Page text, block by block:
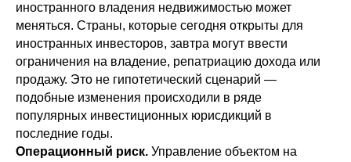
иностранного владения недвижимостью может
меняться. Страны, которые сегодня открыты для
иностранных инвесторов, завтра могут ввести
ограничения на владение, репатриацию дохода или
продажу. Это не гипотетический сценарий —
подобные изменения происходили в ряде
популярных инвестиционных юрисдикций в
последние годы.
Операционный риск. Управление объектом на